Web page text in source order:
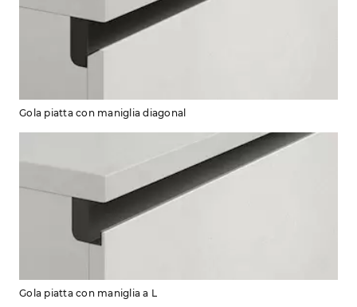
Gola piatta con maniglia diagonal
Gola piatta con maniglia a L